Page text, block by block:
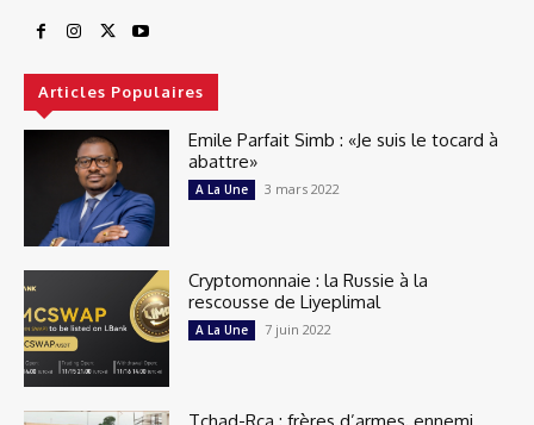
Articles Populaires
Emile Parfait Simb : «Je suis le tocard à
abattre»
A La Une 3 mars 2022
Cryptomonnaie : la Russie à la
rescousse de Liyeplimal
A La Une 7 juin 2022
Tchad-Rca : frères d’armes, ennemi